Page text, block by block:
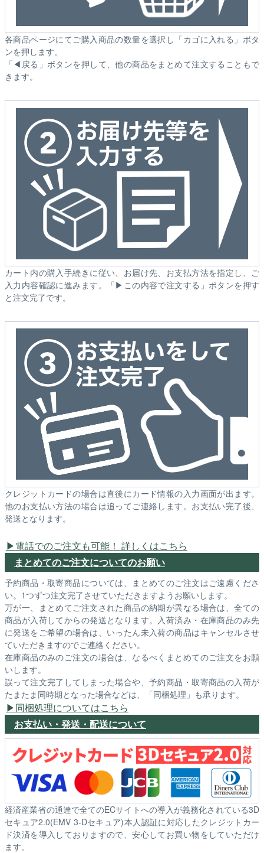
各商品ページにてご購入商品の数量を選択し「カゴに入れる」ボタ
ンを押します。
「◀戻る」ボタンを押して、他の商品をまとめて注文することもで
きます。
カート内の購入手続きに従い、お届け先、お支払方法を指定し、ご
入力内容確認に進みます。「▶この内容で注文する」ボタンを押す
と注文完了です。
クレジットカードの場合は直後にカード情報の入力画面が出ます。
他のお支払い方法の場合は追ってご連絡します。お支払い完了後、
発送となります。
電話でのご注文も可能！ 詳しくはこちら
まとめてのご注文についてのお願い
予約商品・取寄商品については、まとめてのご注文はご遠慮くださ
い。1つずつ注文完了させていただきますようお願いします。
万が一、まとめてご注文された商品の納期が異なる場合は、全ての
商品が入荷してからの発送となります。入荷済み・在庫商品のみ先
に発送をご希望の場合は、いったん未入荷の商品はキャンセルさせ
ていただきますのでご連絡ください。
在庫商品のみのご注文の場合は、なるべくまとめてのご注文をお願
いします。
誤って注文完了してしまった場合や、予約商品・取寄商品の入荷が
たまたま同時期となった場合などは、「同梱処理」も承ります。
同梱処理についてはこちら
お支払い・発送・配送について
経済産業省の通達で全てのECサイトへの導入が義務化されている3D
セキュア2.0(EMV 3-Dセキュア)本人認証に対応したクレジットカー
ド決済を導入しておりますので、安心してお買い物をしていただけ
ます。